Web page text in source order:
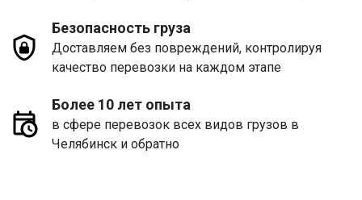
Безопасность груза
Доставляем без повреждений, контролируя
качество перевозки на каждом этапе
Более 10 лет опыта
в сфере перевозок всех видов грузов в
Челябинск и обратно